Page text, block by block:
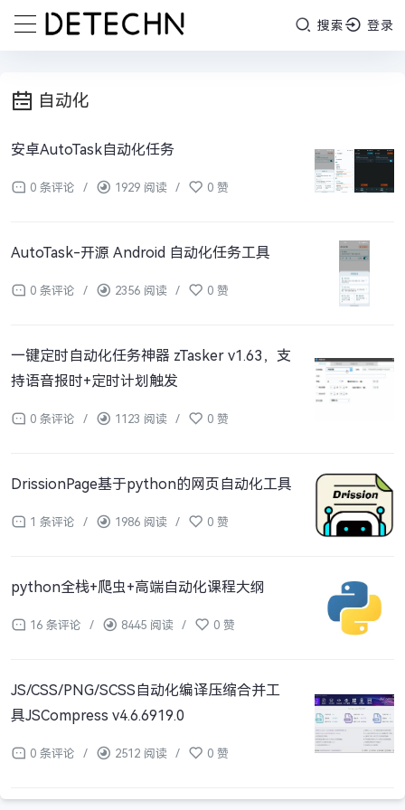
搜索 登录
自动化
安卓AutoTask自动化任务
0 条评论 / 1929 阅读 / 0 赞
AutoTask-开源 Android 自动化任务工具
0 条评论 / 2356 阅读 / 0 赞
一键定时自动化任务神器 zTasker v1.63，支
持语音报时+定时计划触发
0 条评论 / 1123 阅读 / 0 赞
DrissionPage基于python的网页自动化工具
1 条评论 / 1986 阅读 / 0 赞
python全栈+爬虫+高端自动化课程大纲
16 条评论 / 8445 阅读 / 0 赞
JS/CSS/PNG/SCSS自动化编译压缩合并工
具JSCompress v4.6.6919.0
0 条评论 / 2512 阅读 / 0 赞